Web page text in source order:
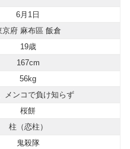
6月1日
京府 麻布區 飯倉
19歳
167cm
56kg
メンコで負け知らず
桜餅
柱（恋柱）
鬼殺隊